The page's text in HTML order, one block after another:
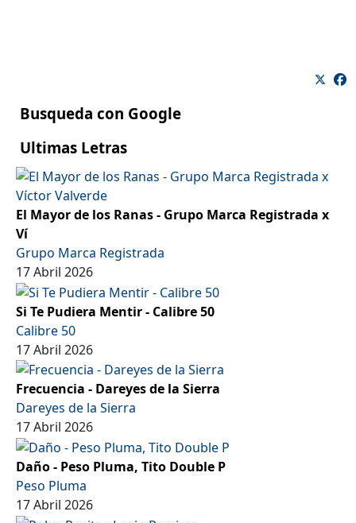
Busqueda con Google
Ultimas Letras
El Mayor de los Ranas - Grupo Marca Registrada x
Ví
Grupo Marca Registrada
17 Abril 2026
Si Te Pudiera Mentir - Calibre 50
Calibre 50
17 Abril 2026
Frecuencia - Dareyes de la Sierra
Dareyes de la Sierra
17 Abril 2026
Daño - Peso Pluma, Tito Double P
Peso Pluma
17 Abril 2026